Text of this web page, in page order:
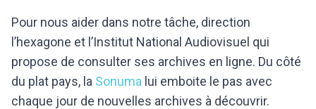
Pour nous aider dans notre tâche, direction
l’hexagone et l’Institut National Audiovisuel qui
propose de consulter ses archives en ligne. Du côté
du plat pays, la Sonuma lui emboite le pas avec
chaque jour de nouvelles archives à découvrir.